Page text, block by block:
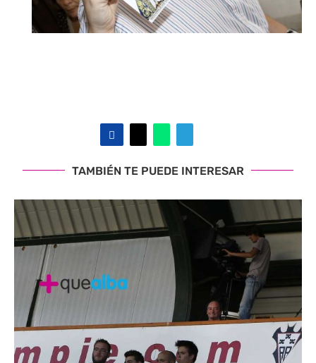
TAMBIÉN TE PUEDE INTERESAR